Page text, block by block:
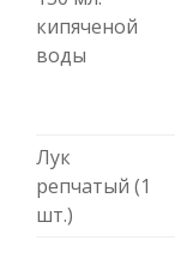
кипяченой
воды
Лук
репчатый (1
шт.)